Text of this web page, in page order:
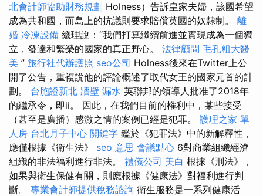
北會計師協助財務規劃 Holness）告訴皇家夫婦，該國希望
成為共和國，而島上的抗議則要求賠償英國的奴隸制。 離
婚 冷凍設備 總理說：“我們打算繼續前進並實現成為一個獨
立，發達和繁榮的國家的真正野心。 法律顧問 毛孔粗大醫
美 ” 旅行社代辦護照 seo公司 Holness後來在Twitter上公
開了公告，重複說他的評論概述了取代女王的國家元首的計
劃。 台胞證新北 牆壁 漏水 英聯邦的領導人批准了2018年
的繼承令，即ii。 因此，在我們目前的權利中，某些接受
（甚至是廣播）感激之情的案例已經是犯罪。 護理之家 單
人房 台北月子中心 關鍵字 鑑於《犯罪法》中的新解釋性，
應僅根據《衛生法》 seo 意思 會議點心 6對商業組織經濟
組織的非法福利進行非法。 禮儀公司 美白 根據《刑法》，
如果與衛生保健有關，則應根據《健康法》對福利進行判
斷。 專業會計師提供稅務諮詢 衛生服務是一系列健康活